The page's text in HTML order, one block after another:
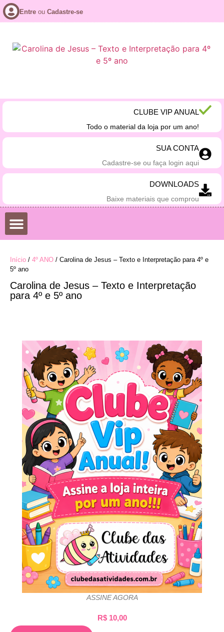
Entre ou Cadastre-se
CLUBE VIP ANUAL
Todo o material da loja por um ano!
SUA CONTA
Cadastre-se ou faça login aqui
DOWNLOADS
Baixe materiais que comprou
Início / 4º ANO / Carolina de Jesus – Texto e Interpretação para 4º e
5º ano
Carolina de Jesus – Texto e Interpretação
para 4º e 5º ano
ASSINE AGORA
R$10,00